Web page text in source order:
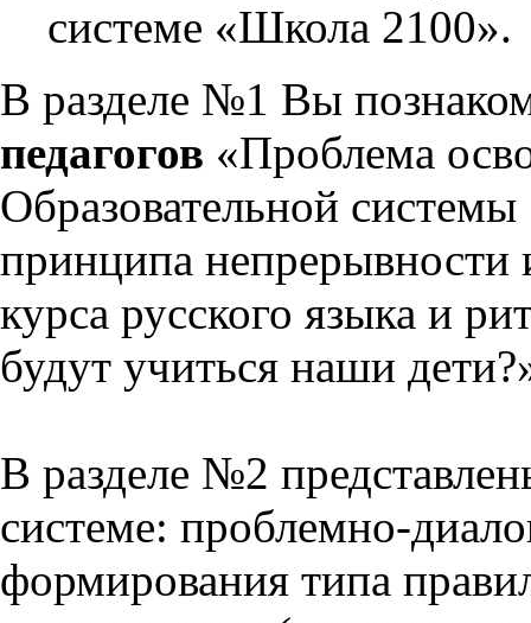
системе «Школа 2100».
В разделе №1 Вы
педагогов «Проблема
Образовательной
принципа непрерывности
курса русского языка и
будут учиться наши
В разделе №2
системе: проблемно-
формирования типа